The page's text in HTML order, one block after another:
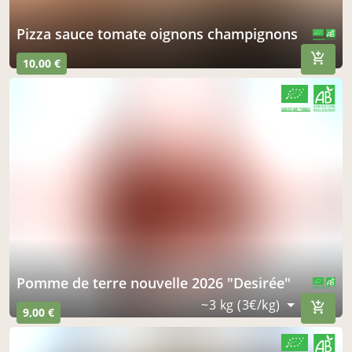
pizza sauce tomate oignons champignons
10,00 €
pomme de terre nouvelle 2026 "Desirée"
9,00 € ~3 kg (3€/kg)
CERTIFIÉ PAR FR-BIO-01
AGRICULTURE FRANCE